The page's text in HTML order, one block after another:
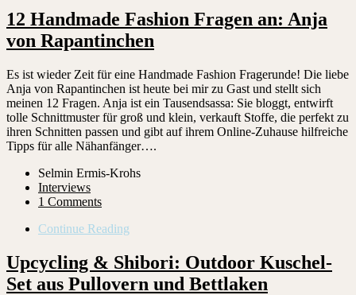
12 Handmade Fashion Fragen an: Anja
von Rapantinchen
Es ist wieder Zeit für eine Handmade Fashion Fragerunde! Die liebe
Anja von Rapantinchen ist heute bei mir zu Gast und stellt sich
meinen 12 Fragen. Anja ist ein Tausendsassa: Sie bloggt, entwirft
tolle Schnittmuster für groß und klein, verkauft Stoffe, die perfekt zu
ihren Schnitten passen und gibt auf ihrem Online-Zuhause hilfreiche
Tipps für alle Nähanfänger….
Selmin Ermis-Krohs
Interviews
1 Comments
Continue Reading
Upcycling & Shibori: Outdoor Kuschel-
Set aus Pullovern und Bettlaken